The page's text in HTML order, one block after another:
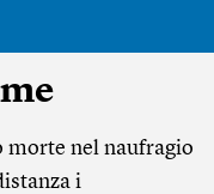
morte nel naufragio
i